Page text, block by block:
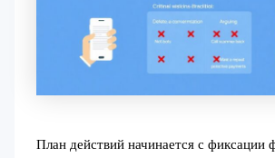
План действий начинается с фиксации